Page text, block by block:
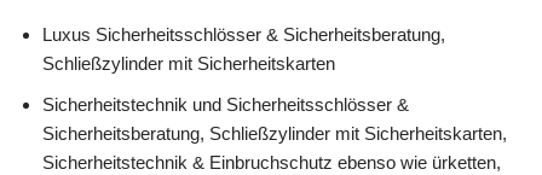
Luxus Sicherheitsschlösser & Sicherheitsberatung,
Schließzylinder mit Sicherheitskarten
Sicherheitstechnik und Sicherheitsschlösser &
Sicherheitsberatung, Schließzylinder mit Sicherheitskarten,
Sicherheitstechnik & Einbruchschutz ebenso wie ürketten,